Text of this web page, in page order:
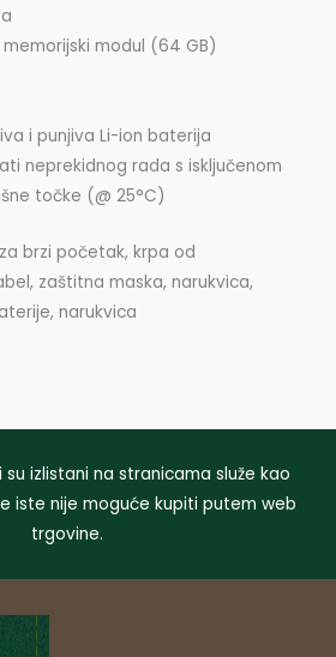
modul (64 GB)
i punjiva Li-ion baterija
neprekidnog rada s isključenom
točke (@ 25°C)
brzi početak, krpa od
zaštitna maska, narukvica,
narukvica
su izlistani na stranicama služe kao
iste nije moguće kupiti putem web
trgovine.